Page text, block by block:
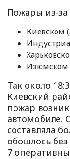
Пожары из-
Киевском
Изюмском
Так около
Киевский
пожар
автомобиле.
составляла
обошлось
7